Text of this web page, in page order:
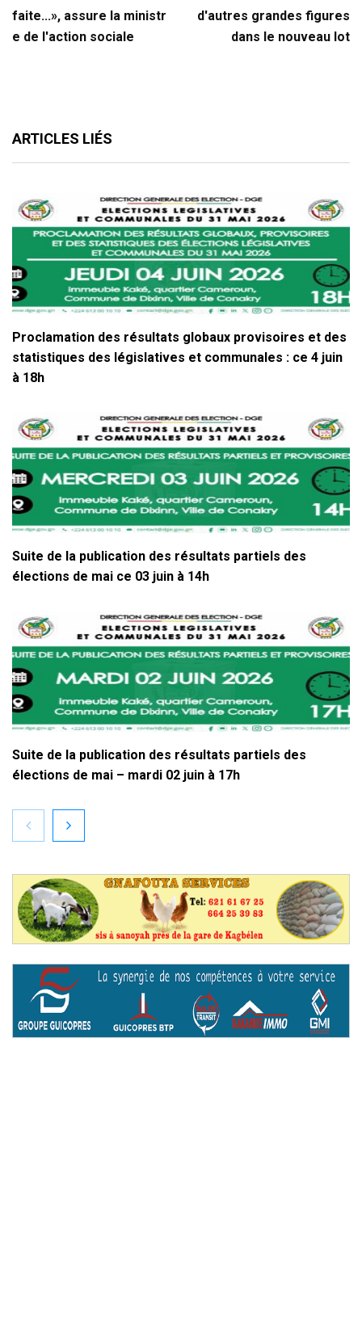
faite...», assure la ministr
e de l'action sociale
d'autres grandes figures
dans le nouveau lot
ARTICLES LIÉS
Proclamation des résultats globaux provisoires et des
statistiques des législatives et communales : ce 4 juin
à 18h
Suite de la publication des résultats partiels des
élections de mai ce 03 juin à 14h
Suite de la publication des résultats partiels des
élections de mai – mardi 02 juin à 17h